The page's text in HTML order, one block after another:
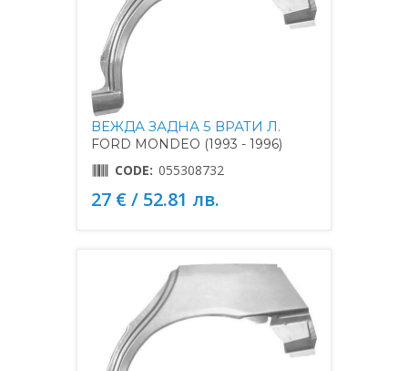
ВЕЖДА ЗАДНА 5 ВРАТИ Л.
FORD MONDEO (1993 - 1996)
CODE: 055308732
27 € / 52.81 лв.